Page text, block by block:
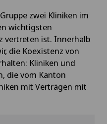
zwei Kliniken im
wichtigsten
vertreten ist. Innerhalb
die Koexistenz von
Kliniken und
die vom Kanton
mit Verträgen mit